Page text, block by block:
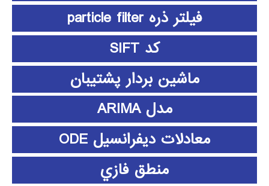
فیلتر ذره particle filter
کد SIFT
ماشین بردار پشتیبان
مدل ARIMA
معادلات دیفرانسیل ODE
منطق فازي